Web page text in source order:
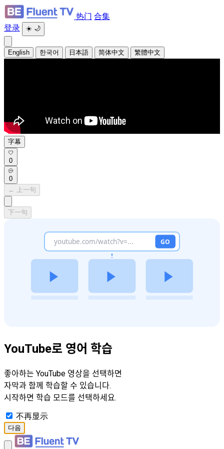
热门 合集
登录
☀️ 🌙
English 한국어 日本語 简体中文 繁體中文
字幕
0
0
← 上一句
下一句
YouTube로 영어 학습
좋아하는 YouTube 영상을 선택하면
자막과 함께 학습할 수 있습니다.
시작하면 학습 모드를 선택하세요.
不再显示
다음